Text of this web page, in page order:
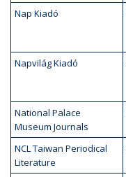
Nap Kiadó
Napvilág Kiadó
National Palace
Museum Journals
NCL Taiwan Periodical
Literature